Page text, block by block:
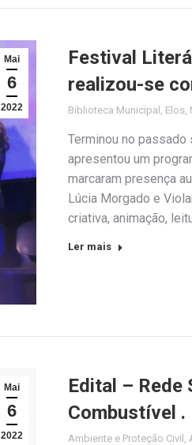
Mai
6
2022
Festival
realizou-se
Biblioteca Municipal Elos
Terminou no
apresentou um
marcaram presença
Lúcia Morgado e
criativa, animação,
Ler mais
Mai
6
2022
Edital – Rede
Combustível .
Ambiente e Proteção Civil